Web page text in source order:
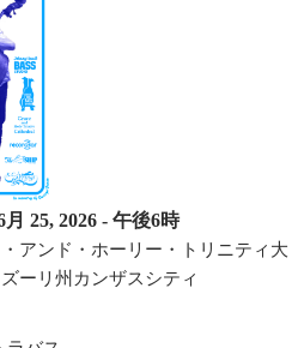
25, 2026 - 午後6時
アンド・ホーリー・トリニティ大
ーリ州カンザスシティ